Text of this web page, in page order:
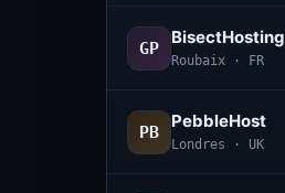
GP
BisectHosting
Roubaix · FR
PB
PebbleHost
Londres · UK